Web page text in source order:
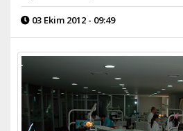
03 Ekim 2012 - 09:49